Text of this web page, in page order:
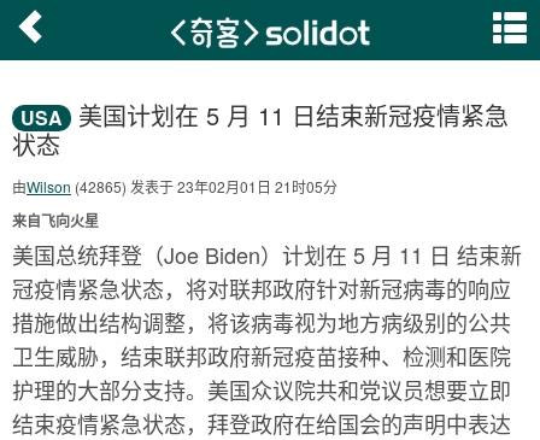
USA
美国计划在 5 月 11 日结束新冠疫情紧急
状态
由Wilson (42865) 发表于 23年02月01日 21时05分
来自飞向火星
美国总统拜登（Joe Biden）计划在 5 月 11 日 结束新
冠疫情紧急状态，将对联邦政府针对新冠病毒的响应
措施做出结构调整，将该病毒视为地方病级别的公共
卫生威胁，结束联邦政府新冠疫苗接种、检测和医院
护理的大部分支持。美国众议院共和党议员想要立即
结束疫情紧急状态，拜登政府在给国会的声明中表达